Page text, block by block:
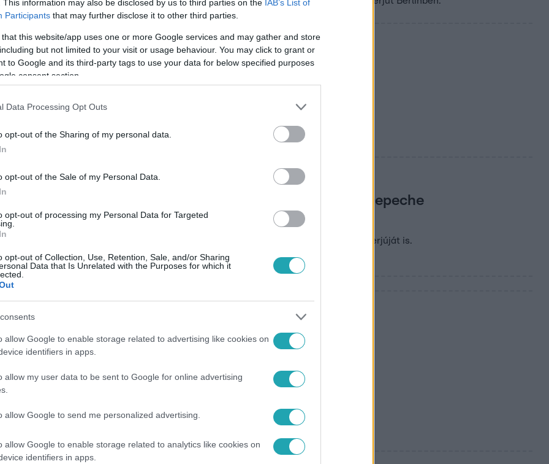
This information may also be disclosed by us to third parties on the IAB’s List of
Participants that may further disclose it to other third parties.
that this website/app uses one or more Google services and may gather and store
but not limited to your visit or usage behaviour. You may click to grant or
to Google and its third-party tags to use your data for below specified purposes
consent section.
Data Processing Opt Outs
opt-out of the Sharing of my personal data.
opt-out of the Sale of my Personal Data.
opt-out of processing my Personal Data for Targeted
opt-out of Collection, Use, Retention, Sale, and/or Sharing
Data that Is Unrelated with the Purposes for which it
allow Google to enable storage related to advertising like cookies on
identifiers in apps.
allow my user data to be sent to Google for online advertising
allow Google to send me personalized advertising.
allow Google to enable storage related to analytics like cookies on
identifiers in apps.
okozta a Depeche
halálát
Gore közleményt adtak
felejtettem el” – magyar barátja emlékezik vissza a Depeche
billentyűsére
Fletcher magyar barátja mesél a világsztárról, és felidézzük a zenész 2009-es interjúját is.